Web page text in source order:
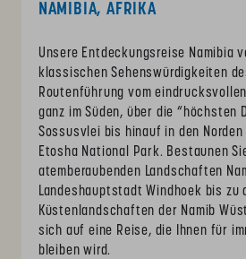
NAMIBIA, AFRIKA
Unsere Entdeckungsreise Namibia
klassischen Sehenswürdigkeiten
Routenführung vom
ganz im Süden, über die “höchsten
Sossusvlei bis hinauf in den Norden
Etosha National Park. Bestaunen
atemberaubenden Landschaften
Landeshauptstadt Windhoek bis zu
Küstenlandschaften der Namib
sich auf eine Reise, die Ihnen für
bleiben wird.